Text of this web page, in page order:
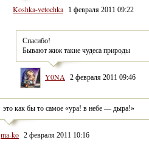
Koshka-vetochka 1 февраля 2011 09:22
Спасибо!
Бывают жиж такие чудеса природы
Y0NA 2 февраля 2011 09:46
это как бы то самое «ура! в небе — дыра!»
ma-ko 2 февраля 2011 10:16